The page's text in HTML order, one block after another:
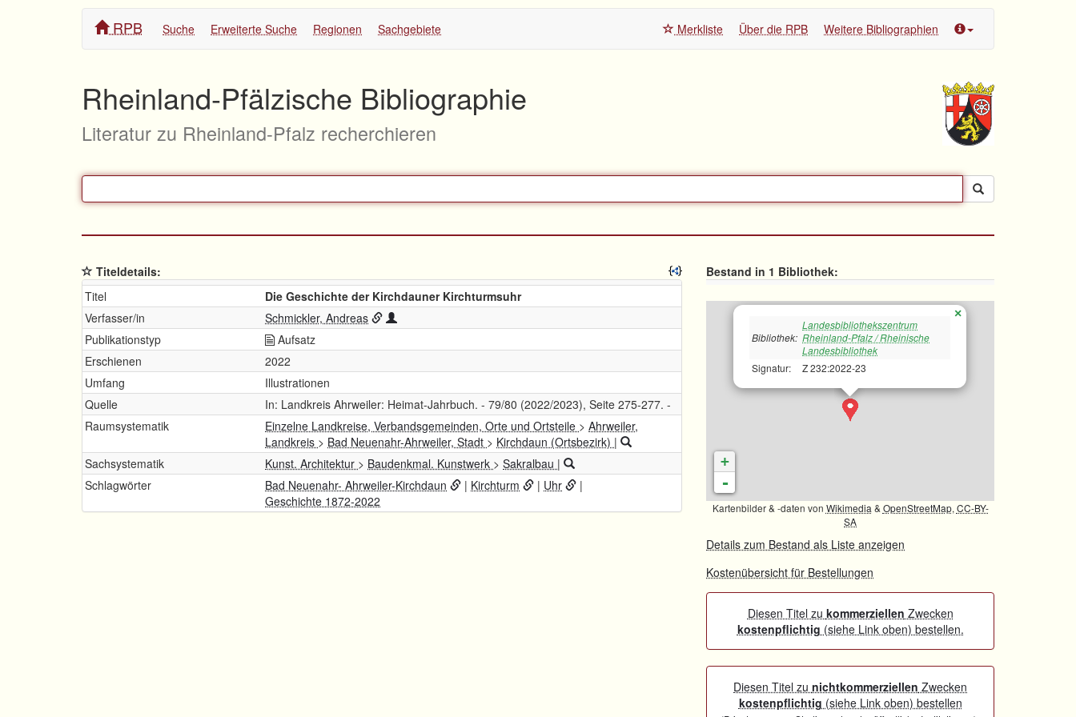
RPB Suche Erweiterte Suche Regionen Sachgebiete Merkliste Über die RPB Weitere Bibliographien
Rheinland-Pfälzische Bibliographie
Literatur zu Rheinland-Pfalz recherchieren
Titeldetails:
Titel
Die Geschichte der Kirchdauner Kirchturmsuhr
Verfasser/in
Schmickler, Andreas
Publikationstyp
Aufsatz
Erschienen
2022
Umfang
Illustrationen
Quelle
In: Landkreis Ahrweiler: Heimat-Jahrbuch. - 79/80 (2022/2023), Seite 275-277. -
Raumsystematik
Einzelne Landkreise, Verbandsgemeinden, Orte und Ortsteile > Ahrweiler,
Landkreis > Bad Neuenahr-Ahrweiler, Stadt > Kirchdaun (Ortsbezirk) |
Sachsystematik
Kunst. Architektur > Baudenkmal. Kunstwerk > Sakralbau |
Schlagwörter
Bad Neuenahr- Ahrweiler-Kirchdaun | Kirchturm | Uhr
|
Geschichte 1872-2022
Bestand in 1 Bibliothek:
×
Bibliothek:
Landesbibliothekszentrum
Rheinland-Pfalz / Rheinische
Landesbibliothek
Signatur:
Z 232:2022-23
+
-
Kartenbilder & -daten von Wikimedia & OpenStreetMap, CC-BY-
SA
Details zum Bestand als Liste anzeigen
Kostenübersicht für Bestellungen
Diesen Titel zu kommerziellen Zwecken
kostenpflichtig (siehe Link oben) bestellen.
Diesen Titel zu nichtkommerziellen Zwecken
kostenpflichtig (siehe Link oben) bestellen